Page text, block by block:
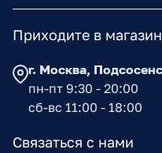
Приходите в магазин
г. Москва,
пн-пт 9:30 - 20:00
сб-вс 11:00 - 18:00
Связаться с нами